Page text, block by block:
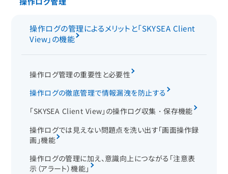
操作ログの管理によるメリットと「SKYSEA Client
View」の機能
操作ログ管理の重要性と必要性
操作ログの徹底管理で情報漏洩を防止する
「SKYSEA Client View」の操作ログ収集・保存機能
操作ログでは見えない問題点を洗い出す「画面操作録
画」機能
操作ログの管理に加え、意識向上につながる「注意表
示（アラート）機能」